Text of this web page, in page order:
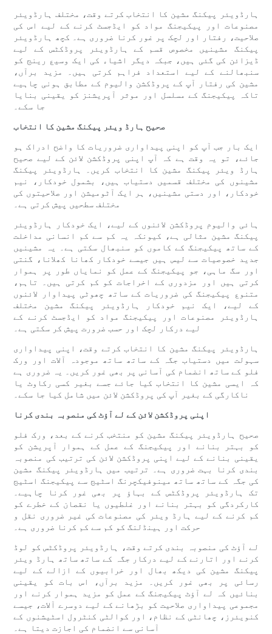
ہارڈویئر پیکنگ مشین کا انتخاب کرتے وقت، مختلف ہارڈویئر
مصنوعات اور پیکیجنگ مواد کو ایڈجسٹ کرنے کے لیے اس کی
صلاحیت، رفتار اور لچک پر غور کرنا ضروری ہے۔ کچھ ہارڈویئر
پیکنگ مشینیں مخصوص قسم کے ہارڈویئر پروڈکٹس کے لیے
ڈیزائن کی گئی ہیں، جبکہ دیگر اشیاء کی ایک وسیع رینج کو
سنبھالنے کے لیے استعداد فراہم کرتی ہیں۔ مزید برآں،
مشین کی رفتار آپ کے پروڈکشن والیوم کے مطابق ہونی چاہیے
تاکہ پیکیجنگ کے مسلسل اور موثر آپریشنز کو یقینی بنایا
جا سکے۔
صحیح ہارڈ ویئر پیکنگ مشین کا انتخاب
ایک بار جب آپ کو اپنی پیداواری ضروریات کا واضح ادراک ہو
جائے، تو یہ وقت ہے کہ آپ اپنی پروڈکشن لائن کے لیے صحیح
ہارڈ ویئر پیکنگ مشین کا انتخاب کریں۔ ہارڈویئر پیکنگ
مشینوں کی مختلف قسمیں دستیاب ہیں، بشمول خودکار، نیم
خودکار، اور دستی مشینیں، ہر ایک آٹومیشن اور صلاحیتوں کی
مختلف سطحیں پیش کرتی ہے۔
ہائی والیوم پروڈکشن لائنوں کے لیے، ایک خودکار ہارڈویئر
پیکنگ مشین مثالی ہے، کیونکہ یہ کم سے کم انسانی مداخلت
کے ساتھ پیکیجنگ کے کاموں کو سنبھال سکتی ہے۔ یہ مشینیں
جدید خصوصیات سے لیس ہیں جیسے خودکار کھانا کھلانا، گنتی
اور سگ ماہی، جو پیکیجنگ کے عمل کو نمایاں طور پر ہموار
کرتی ہیں اور مزدوری کے اخراجات کو کم کرتی ہیں۔ تاہم،
متنوع پیکیجنگ کی ضروریات کے ساتھ چھوٹی پیداوار لائنوں
کے لیے، ایک نیم خودکار ہارڈویئر پیکنگ مشین مختلف
ہارڈویئر مصنوعات اور پیکیجنگ مواد کو ایڈجسٹ کرنے کے
لیے درکار لچک اور حسب ضرورت پیش کر سکتی ہے۔
ہارڈویئر پیکنگ مشین کا انتخاب کرتے وقت، اپنی پیداواری
سہولت میں دستیاب جگہ کے ساتھ ساتھ موجودہ آلات اور ورک
فلو کے ساتھ انضمام کی آسانی پر بھی غور کریں۔ یہ ضروری ہے
کہ ایسی مشین کا انتخاب کیا جائے جسے بغیر کسی رکاوٹ یا
ناکارگی کے بغیر آپ کی پروڈکشن لائن میں شامل کیا جا سکے۔
اپنی پروڈکشن لائن کے لے آؤٹ کی منصوبہ بندی کرنا
صحیح ہارڈویئر پیکنگ مشین کو منتخب کرنے کے بعد، ورک فلو
کو بہتر بنانے اور پیکیجنگ کے عمل کے ہموار آپریشن کو
یقینی بنانے کے لیے اپنی پروڈکشن لائن کی ترتیب کی منصوبہ
بندی کرنا بہت ضروری ہے۔ ترتیب میں ہارڈویئر پیکنگ مشین
کی جگہ کے ساتھ ساتھ مینوفیکچرنگ اسٹیج سے پیکیجنگ اسٹیج
تک ہارڈویئر پروڈکٹس کے بہاؤ پر بھی غور کرنا چاہیے۔
کارکردگی کو بہتر بنانے اور غلطیوں یا نقصان کے خطرے کو
کم کرنے کے لیے ہارڈ ویئر کی مصنوعات کی غیر ضروری نقل و
حرکت اور ہینڈلنگ کو کم سے کم کرنا ضروری ہے۔
لے آؤٹ کی منصوبہ بندی کرتے وقت، ہارڈویئر پروڈکٹس کو لوڈ
کرنے اور اتارنے کے لیے درکار جگہ کے ساتھ ساتھ ہارڈ ویئر
پیکنگ مشین کی دیکھ بھال اور خرابیوں کے ازالے کے لیے
رسائی پر بھی غور کریں۔ مزید برآں، اس بات کو یقینی
بنائیں کہ لے آؤٹ پیکیجنگ کے عمل کو مزید ہموار کرنے اور
مجموعی پیداواری صلاحیت کو بڑھانے کے لیے دوسرے آلات، جیسے
کنویئرز، چھانٹی کے نظام، اور کوالٹی کنٹرول اسٹیشنوں کے
آسانی سے انضمام کی اجازت دیتا ہے۔